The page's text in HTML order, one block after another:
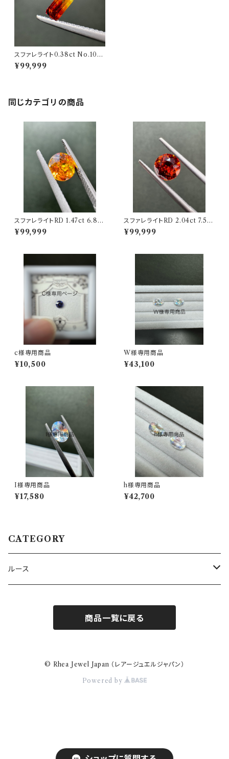
スファレライト0.38ct No.100
687
¥99,999
同じカテゴリの商品
スファレライトRD 1.47ct 6.8m
m
¥99,999
スファレライトRD 2.04ct 7.5m
m
¥99,999
c様専用商品
¥10,500
W様専用商品
¥43,100
I様専用商品
¥17,580
h様専用商品
¥42,700
CATEGORY
ルース
バイカラートルマリン
パパラチアサファイア
商品一覧に戻る
© Rhea Jewel Japan （レアージュエルジャパン）
Powered by